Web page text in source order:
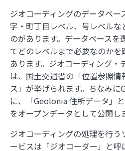
ジオコーディングのデータベー
字・町丁目レベル、号レベルな
のがあります。データベースを
てどのレベルまで必要なのか
あります。ジオコーディング・
は、国土交通省の「位置参照
ス」が挙げられます。ちなみ
に、「Geolonia 住所データ」
をオープンデータとして公開し
ジオコーディングの処理を行
ービスは「ジオコーダー」と呼